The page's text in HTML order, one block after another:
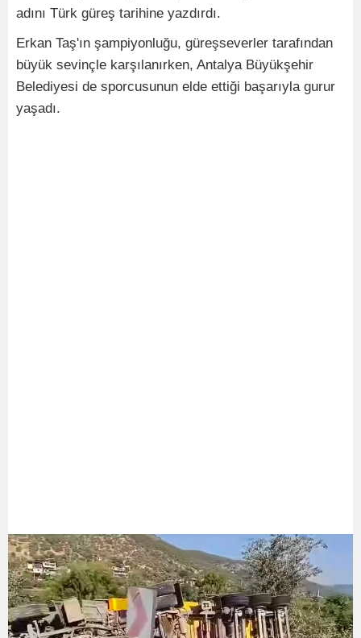
adını Türk güreş tarihine yazdırdı.
Erkan Taş'ın şampiyonluğu, güreşseverler tarafından
büyük sevinçle karşılanırken, Antalya Büyükşehir
Belediyesi de sporcusunun elde ettiği başarıyla gurur
yaşadı.